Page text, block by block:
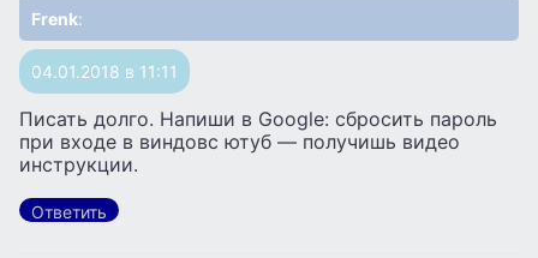
Frenk:
04.01.2018 в 11:11
Писать долго. Напиши в Google: сбросить пароль
при входе в виндовс ютуб — получишь видео
инструкции.
Ответить